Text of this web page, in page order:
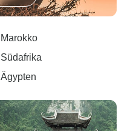
Marokko
Südafrika
Ägypten